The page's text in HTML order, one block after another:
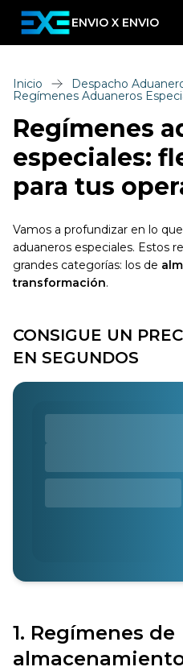
ENVIO X ENVIO
Inicio
Despacho
Regímenes Aduaneros
Regímenes
especiales:
para tus
Vamos a profundizar en lo
aduaneros especiales. Estos
grandes categorías: los de
transformación.
CONSIGUE UN
EN SEGUNDOS
1. Regímenes de